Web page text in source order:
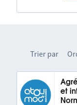
Trier par
et